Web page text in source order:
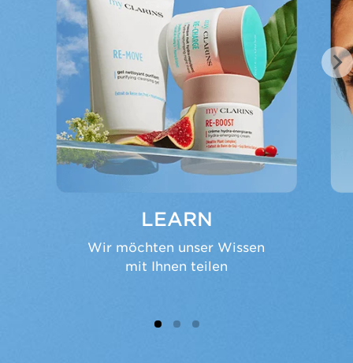
LEARN
Wir möchten unser Wissen
mit Ihnen teilen
NEX
T